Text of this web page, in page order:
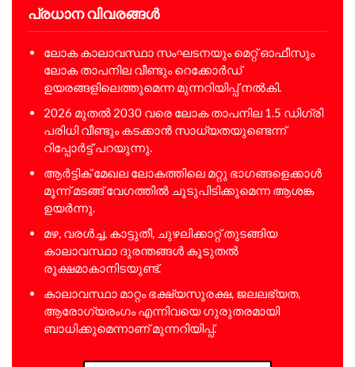
പ്രധാന വിവരങ്ങൾ
ലോക കാലാവസ്ഥാ സംഘടനയും മെറ്റ് ഓഫീസും
ലോക താപനില വീണ്ടും റെക്കോർഡ്
ഉയരങ്ങളിലെത്തുമെന്ന മുന്നറിയിപ്പ് നൽകി.
2026 മുതൽ 2030 വരെ ലോക താപനില 1.5 ഡിഗ്രി
പരിധി വീണ്ടും കടക്കാൻ സാധ്യതയുണ്ടെന്ന്
റിപ്പോർട്ട് പറയുന്നു.
ആർട്ടിക് മേഖല ലോകത്തിലെ മറ്റു ഭാഗങ്ങളെക്കാൾ
മൂന്ന് മടങ്ങ് വേഗത്തിൽ ചൂടുപിടിക്കുമെന്ന ആശങ്ക
ഉയർന്നു.
മഴ, വരൾച്ച, കാട്ടുതീ, ചുഴലിക്കാറ്റ് തുടങ്ങിയ
കാലാവസ്ഥാ ദുരന്തങ്ങൾ കൂടുതൽ
രൂക്ഷമാകാനിടയുണ്ട്.
കാലാവസ്ഥാ മാറ്റം ഭക്ഷ്യസുരക്ഷ, ജലലഭ്യത,
ആരോഗ്യരംഗം എന്നിവയെ ഗുരുതരമായി
ബാധിക്കുമെന്നാണ് മുന്നറിയിപ്പ്.